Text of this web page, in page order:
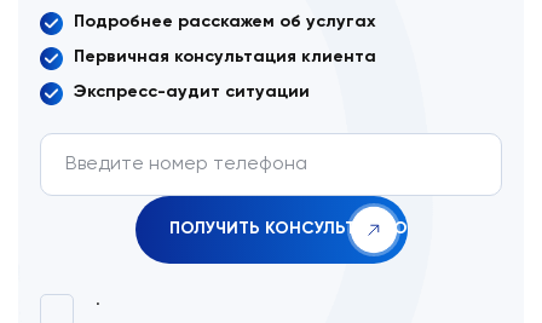
Подробнее расскажем об услугах
Первичная консультация клиента
Экспресс-аудит ситуации
.